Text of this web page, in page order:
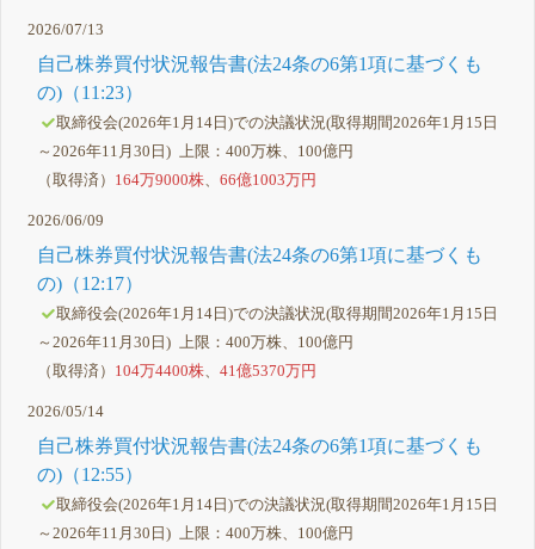
2026/07/13
自己株券買付状況報告書(法24条の6第1項に基づくも
の)（11:23）
取締役会(2026年1月14日)での決議状況(取得期間2026年1月15日
～2026年11月30日) 上限：400万株、100億円
（取得済） 164万9000株、66億1003万円
2026/06/09
自己株券買付状況報告書(法24条の6第1項に基づくも
の)（12:17）
取締役会(2026年1月14日)での決議状況(取得期間2026年1月15日
～2026年11月30日) 上限：400万株、100億円
（取得済） 104万4400株、41億5370万円
2026/05/14
自己株券買付状況報告書(法24条の6第1項に基づくも
の)（12:55）
取締役会(2026年1月14日)での決議状況(取得期間2026年1月15日
～2026年11月30日) 上限：400万株、100億円